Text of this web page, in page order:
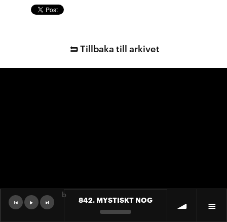
Tillbaka till arkivet
842. MYSTISKT NOG
b